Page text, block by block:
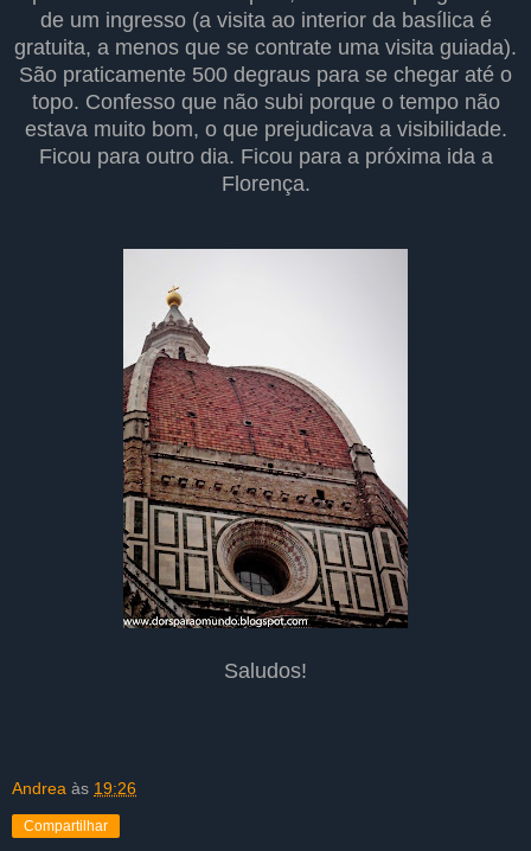
de um ingresso (a visita ao interior da basílica é
gratuita, a menos que se contrate uma visita guiada).
São praticamente 500 degraus para se chegar até o
topo. Confesso que não subi porque o tempo não
estava muito bom, o que prejudicava a visibilidade.
Ficou para outro dia. Ficou para a próxima ida a
Florença.
Saludos!
Andrea às 19:26
Compartilhar